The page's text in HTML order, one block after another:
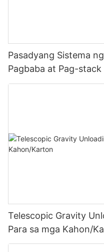
Pasadyang Sistema
Pagbaba at Pag-stack
patungo sa bodega
Telescopic Gravity
Para sa mga Kahon/